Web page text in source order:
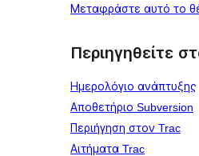
Μεταφράστε αυτό το
Περιηγηθείτε
Ημερολόγιο ανάπτυξης
Αποθετήριο Subversion
Περιήγηση στον Trac
Αιτήματα Trac